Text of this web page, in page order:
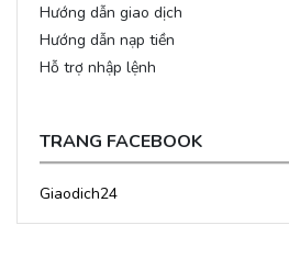
Hướng dẫn giao dịch
Hướng dẫn nạp tiền
Hỗ trợ nhập lệnh
TRANG FACEBOOK
Giaodich24